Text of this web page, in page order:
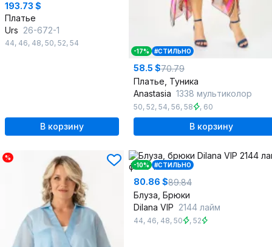
193.73 $
Платье
Urs 26-672-1
44, 46, 48, 50, 52, 54
В корзину
-17% #СТИЛЬНО
58.5 $70.79
Платье, Туника
Anastasia 1338 мультиколор
50, 52, 54, 56, 58 , 60
В корзину
%
-10% #СТИЛЬНО
80.86 $89.84
Блуза, Брюки
Dilana VIP 2144 лайм
44, 46, 48, 50 , 52